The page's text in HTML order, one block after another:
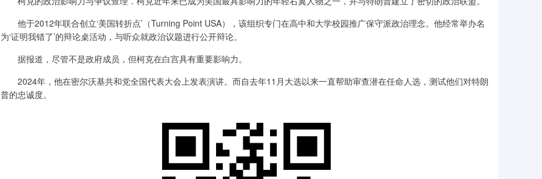
他于2012年联合创立‘美国转折点’（Turning Point USA），该组织专门在高中和大学校园推广保守派政治理念。他经常举办名
为‘证明我错了’的辩论桌活动，与听众就政治议题进行公开辩论。
据报道，尽管不是政府成员，但柯克在白宫具有重要影响力。
2024年，他在密尔沃基共和党全国代表大会上发表演讲。而自去年11月大选以来一直帮助审查潜在任命人选，测试他们对特朗
普的忠诚度。